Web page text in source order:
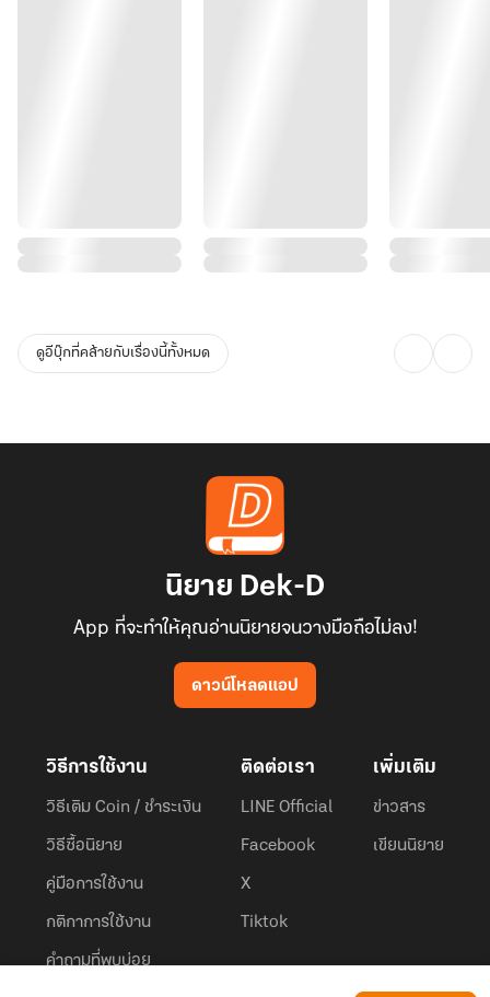
ดูอีบุ๊กที่คล้ายกับเรื่องนี้ทั้งหมด
นิยาย Dek-D
App ที่จะทำให้คุณอ่านนิยายจนวางมือถือไม่ลง!
ดาวน์โหลดแอป
วิธีการใช้งาน
วิธีเติม Coin / ชำระเงิน
วิธีซื้อนิยาย
คู่มือการใช้งาน
กติกาการใช้งาน
คำถามที่พบบ่อย
ติดต่อเรา
LINE Official
Facebook
X
Tiktok
เพิ่มเติม
ข่าวสาร
เขียนนิยาย